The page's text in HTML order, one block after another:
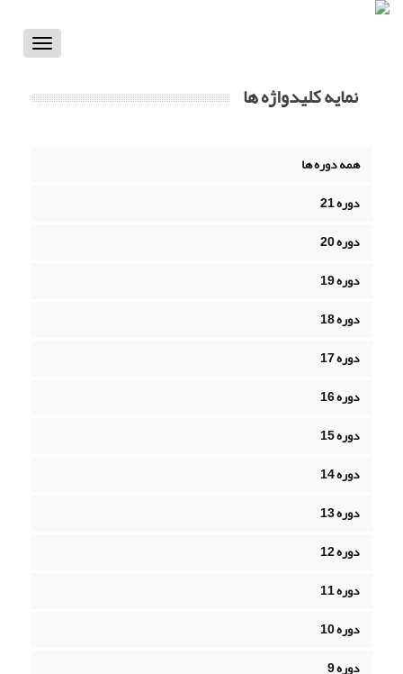
Toggle
نمایه کلیدواژه ها
همه دوره ها
دوره 21
دوره 20
دوره 19
دوره 18
دوره 17
دوره 16
دوره 15
دوره 14
دوره 13
دوره 12
دوره 11
دوره 10
دوره 9